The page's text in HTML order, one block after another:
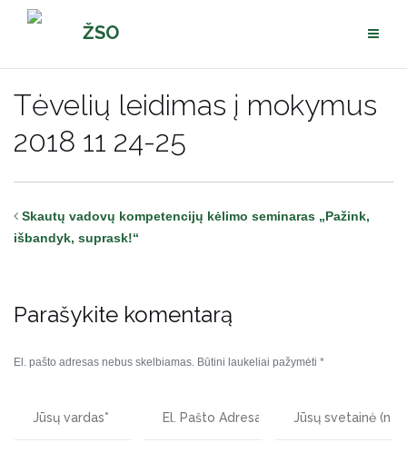
Pereiti
ŽSO
Tėvelių leidimas į mokymus
2018 11 24-25
Skautų vadovų kompetencijų kėlimo seminaras „Pažink,
išbandyk, suprask!“
Parašykite komentarą
El. pašto adresas nebus skelbiamas. Būtini laukeliai pažymėti *